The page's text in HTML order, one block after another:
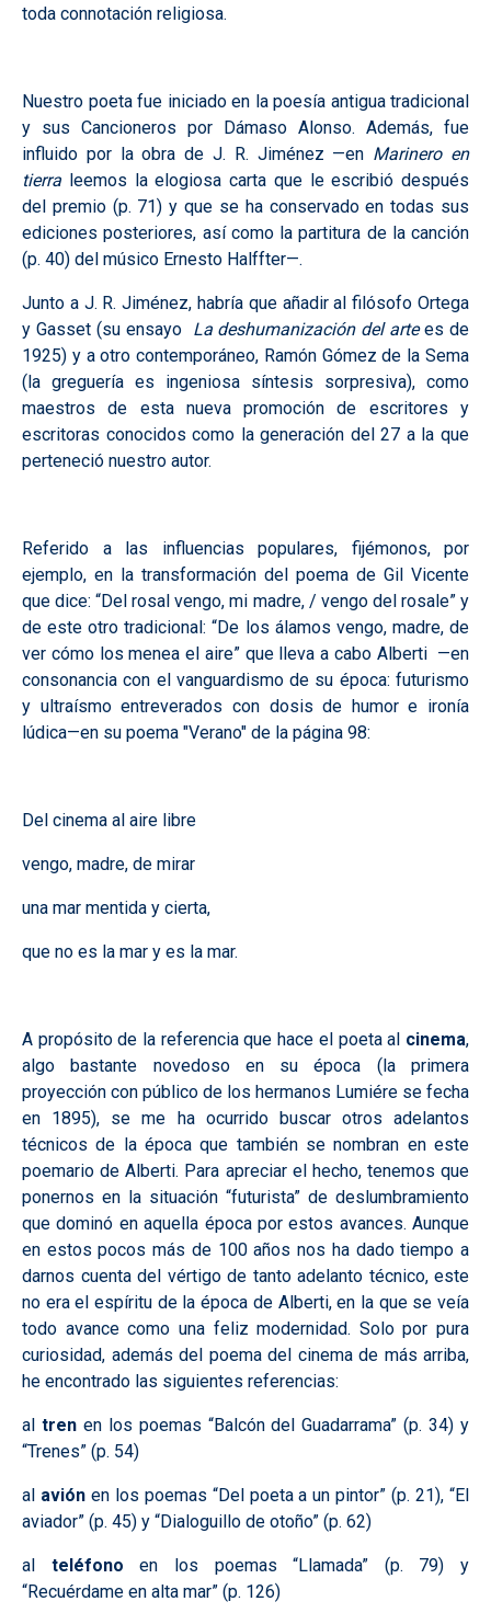
toda connotación religiosa.
Nuestro poeta fue iniciado en la poesía antigua tradicional
y sus Cancioneros por Dámaso Alonso. Además, fue
influido por la obra de J. R. Jiménez —en Marinero en
tierra leemos la elogiosa carta que le escribió después
del premio (p. 71) y que se ha conservado en todas sus
ediciones posteriores, así como la partitura de la canción
(p. 40) del músico Ernesto Halffter—.
Junto a J. R. Jiménez, habría que añadir al filósofo Ortega
y Gasset (su ensayo La deshumanización del artees de
1925) y a otro contemporáneo, Ramón Gómez de la Sema
(la greguería es ingeniosa síntesis sorpresiva), como
maestros de esta nueva promoción de escritores y
escritoras conocidos como la generación del 27 a la que
perteneció nuestro autor.
Referido a las influencias populares, fijémonos, por
ejemplo, en la transformación del poema de Gil Vicente
que dice: “Del rosal vengo, mi madre, / vengo del rosale” y
de este otro tradicional: “De los álamos vengo, madre, de
ver cómo los menea el aire” que lleva a cabo Alberti —en
consonancia con el vanguardismo de su época: futurismo
y ultraísmo entreverados con dosis de humor e ironía
lúdica—en su poema "Verano" de la página 98:
Del cinema al aire libre
vengo, madre, de mirar
una mar mentida y cierta,
que no es la mar y es la mar.
A propósito de la referencia que hace el poeta al cinema,
algo bastante novedoso en su época (la primera
proyección con público de los hermanos Lumiére se fecha
en 1895), se me ha ocurrido buscar otros adelantos
técnicos de la época que también se nombran en este
poemario de Alberti. Para apreciar el hecho, tenemos que
ponernos en la situación “futurista” de deslumbramiento
que dominó en aquella época por estos avances. Aunque
en estos pocos más de 100 años nos ha dado tiempo a
darnos cuenta del vértigo de tanto adelanto técnico, este
no era el espíritu de la época de Alberti, en la que se veía
todo avance como una feliz modernidad. Solo por pura
curiosidad, además del poema del cinema de más arriba,
he encontrado las siguientes referencias:
al trenen los poemas “Balcón del Guadarrama” (p. 34) y
“Trenes” (p. 54)
al avión en los poemas “Del poeta a un pintor” (p. 21), “El
aviador” (p. 45) y “Dialoguillo de otoño” (p. 62)
al teléfonoen los poemas “Llamada” (p. 79) y
“Recuérdame en alta mar” (p. 126)